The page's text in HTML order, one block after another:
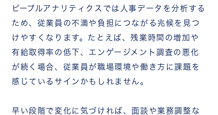
ピープルアナリティクスでは人事データを分析する
ため、従業員の不満や負担につながる兆候を見つ
けやすくなります。 たとえば、残業時間の増加や
有給取得率の低下、エンゲージメント調査の悪化
が続く場合、従業員が職場環境や働き方に課題を
感じているサインかもしれません。
早い段階で変化に気づければ、面談や業務調整な